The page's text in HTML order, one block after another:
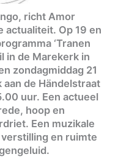
richt Amor
actualiteit. Op 19 en
‘Tranen
in de Marekerk in
zondagmiddag 21
de Händelstraat
uur. Een actueel
hoop en
Een muzikale
en ruimte